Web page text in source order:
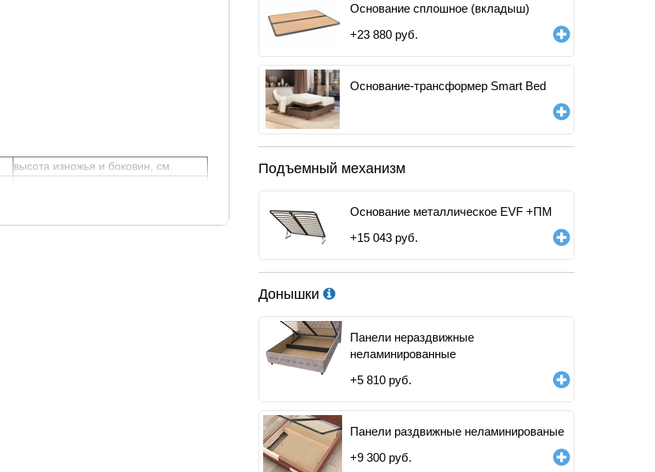
Основание сплошное (вкладыш)
+23 880 руб.
Основание-трансформер Smart Bed
Подъемный механизм
Основание металлическое EVF +ПМ
+15 043 руб.
Донышки
Панели нераздвижные
неламинированные
+5 810 руб.
Панели раздвижные неламинированые
+9 300 руб.
высота изножья и боковин, см.